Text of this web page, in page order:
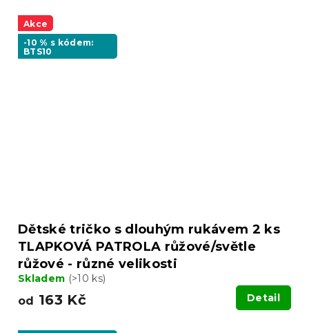
Akce
-10 % s kódem:
BTS10
Dětské tričko s dlouhým rukávem 2 ks
TLAPKOVÁ PATROLA růžové/světle
růžové - různé velikosti
Skladem (>10 ks)
od 163 Kč Detail